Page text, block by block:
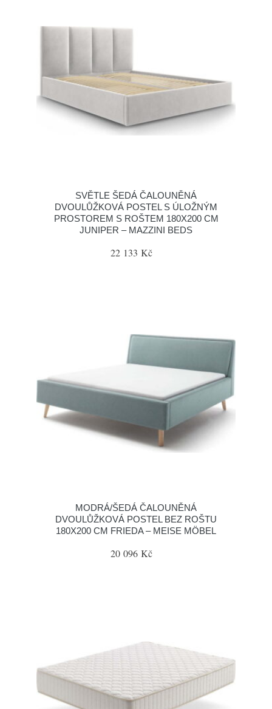
SVĚTLE ŠEDÁ ČALOUNĚNÁ
DVOULŮŽKOVÁ POSTEL S ÚLOŽNÝM
PROSTOREM S ROŠTEM 180X200 CM
JUNIPER – MAZZINI BEDS
22 133 Kč
MODRÁ/ŠEDÁ ČALOUNĚNÁ
DVOULŮŽKOVÁ POSTEL BEZ ROŠTU
180X200 CM FRIEDA – MEISE MÖBEL
20 096 Kč